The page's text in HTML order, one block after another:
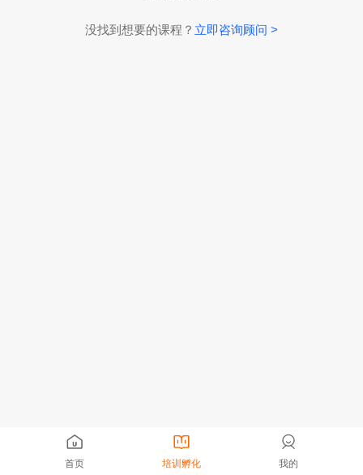
没找到想要的课程？ 立即咨询顾问 >
首页 培训孵化 我的